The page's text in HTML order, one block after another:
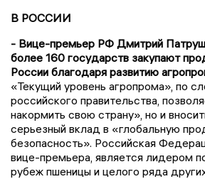
В РОССИИ
- Вице-премьер РФ Дмитрий
более 160 государств закупают
России благодаря развитию
«Текущий уровень агропрома», по
российского правительства,
накормить свою страну», но и
серьезный вклад в «глобальную
безопасность». Российская
вице-премьера, является лидером
рубеж пшеницы и целого ряда